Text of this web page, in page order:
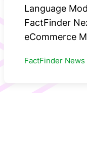
Language
FactFinder
eCommerce
FactFinder News